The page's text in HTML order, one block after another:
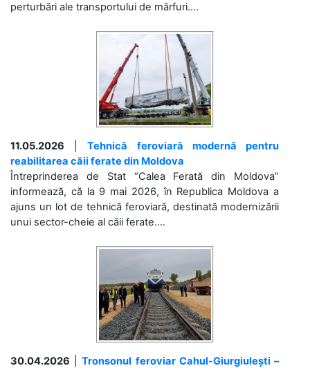
perturbări ale transportului de mărfuri....
11.05.2026 |Tehnică feroviară modernă pentru
reabilitarea căii ferate din Moldova
Întreprinderea de Stat “Calea Ferată din Moldova”
informează, că la 9 mai 2026, în Republica Moldova a
ajuns un lot de tehnică feroviară, destinată modernizării
unui sector-cheie al căii ferate....
30.04.2026 |Tronsonul feroviar Cahul-Giurgiulești –